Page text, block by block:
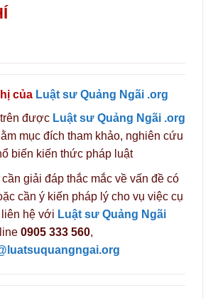
của Luật sư Quảng Ngãi .org
được Luật sư Quảng Ngãi .org
mục đích tham khảo, nghiên cứu
biến kiến thức pháp luật
giải đáp thắc mắc về vấn đề có
cần ý kiến pháp lý cho vụ việc cụ
hệ với Luật sư Quảng Ngãi
0905 333 560,